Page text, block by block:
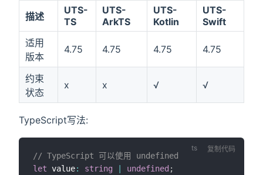
描述
UTS-
TS
UTS-
ArkTS
UTS-
Kotlin
UTS-
Swift
适用
版本
4.75 4.75 4.75 4.75
约束
状态
x x √ √
TypeScript写法:
// TypeScript 可以使用 undefined
let value: string undefined ;
复制代码